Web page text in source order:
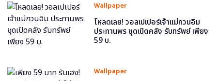
Wallpaper
โหลดเลย! วอลเปเปอร์เจ้าแม่กวนอิม
ประทานพร ชุดเปิดคลัง รับทรัพย์ เพียง
59 บ.
Wallpaper